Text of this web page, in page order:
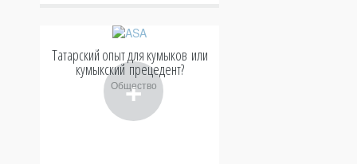
+
Татарский опыт для кумыков или
кумыкский прецедент?
Общество